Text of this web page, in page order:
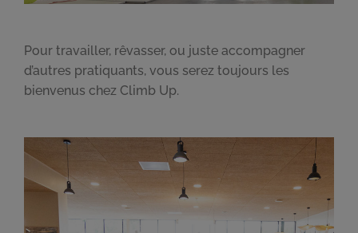
Pour travailler, rêvasser, ou juste accompagner
d’autres pratiquants, vous serez toujours les
bienvenus chez Climb Up.